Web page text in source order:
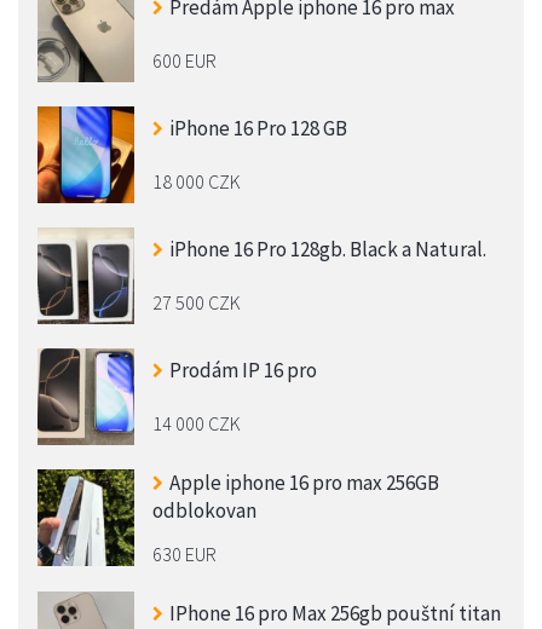
Predám Apple iphone 16 pro max
600 EUR
iPhone 16 Pro 128 GB
18 000 CZK
iPhone 16 Pro 128gb. Black a Natural.
27 500 CZK
Prodám IP 16 pro
14 000 CZK
Apple iphone 16 pro max 256GB
odblokovan
630 EUR
IPhone 16 pro Max 256gb pouštní titan